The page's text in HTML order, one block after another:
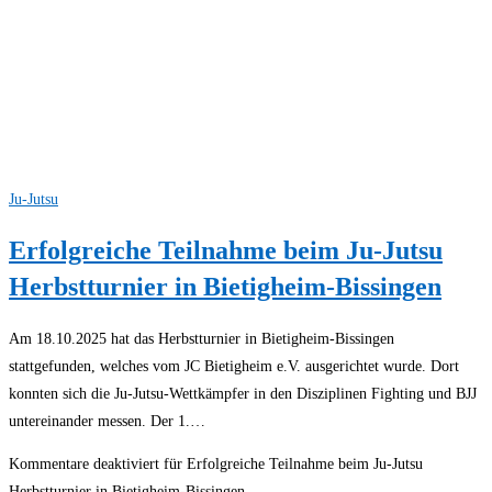
Ju-Jutsu
Erfolgreiche Teilnahme beim Ju-Jutsu
Herbstturnier in Bietigheim-Bissingen
Am 18.10.2025 hat das Herbstturnier in Bietigheim-Bissingen
stattgefunden, welches vom JC Bietigheim e.V. ausgerichtet wurde. Dort
konnten sich die Ju-Jutsu-Wettkämpfer in den Disziplinen Fighting und BJJ
untereinander messen. Der 1.…
Kommentare deaktiviert für Erfolgreiche Teilnahme beim Ju-Jutsu